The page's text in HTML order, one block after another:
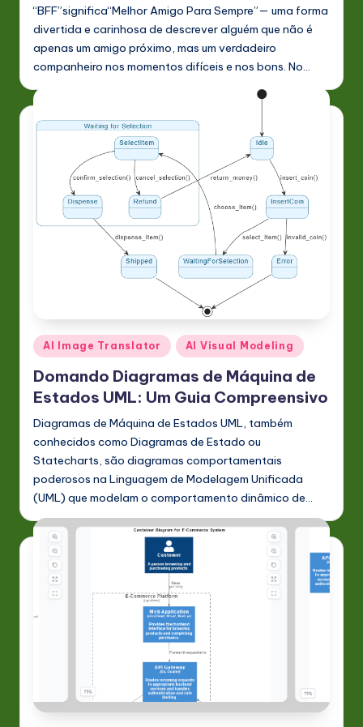
n
“BFF”significa“Melhor Amigo Para Sempre”— uma forma
divertida e carinhosa de descrever alguém que não é
apenas um amigo próximo, mas um verdadeiro
companheiro nos momentos difíceis e nos bons. No…
Posted
in
AI Image Translator AI Visual Modeling
Domando Diagramas de Máquina de
Estados UML: Um Guia Compreensivo
Diagramas de Máquina de Estados UML, também
conhecidos como Diagramas de Estado ou
Statecharts, são diagramas comportamentais
poderosos na Linguagem de Modelagem Unificada
(UML) que modelam o comportamento dinâmico de…